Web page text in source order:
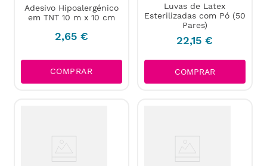
Adesivo Hipoalergénico
em TNT 10 m x 10 cm
2,65 €
COMPRAR
Luvas de Latex
Esterilizadas com Pó (50
Pares)
22,15 €
COMPRAR